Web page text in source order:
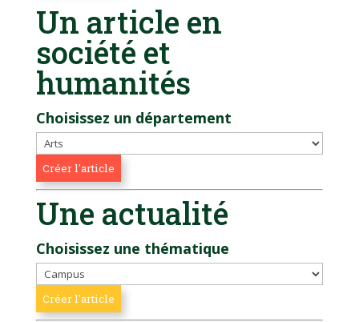
Un article en
société et
humanités
Choisissez un département
Une actualité
Choisissez une thématique